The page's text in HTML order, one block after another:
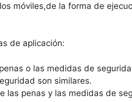
móviles,de la forma de
de aplicación:
o las medidas de
son similares.
las penas y las medidas de